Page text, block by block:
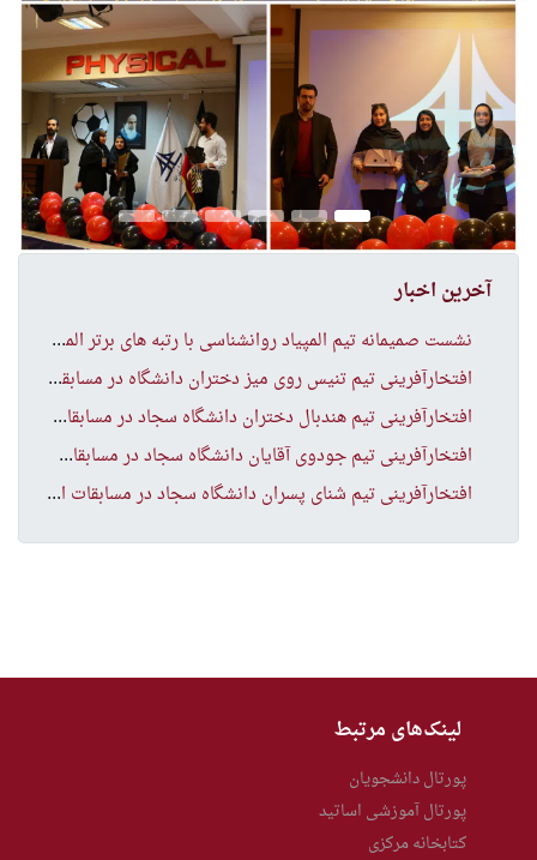
آخرین اخبار
نشس
ت صمیمانه تیم المپیاد روانشناسی با رتبه های برتر المپیاد
افت
خارآفرینی تیم تنیس روی میز دختران دانشگاه در مسابقات انتخابی منطقه ۹ کشور
افت
خارآفرینی تیم هندبال دختران دانشگاه سجاد در مسابقات انتخابی منطقه ۹ کشور
افت
خارآفرینی تیم جودوی آقایان دانشگاه سجاد در مسابقات انتخابی منطقه ۹ کشور
افت
خارآفرینی تیم شنای پسران دانشگاه سجاد در مسابقات انتخابی منطقه ۹ کشور
لینک‌های مرتبط
پورتال دانشجویان
پورتال آموزشی اساتید
کتابخانه مرکزی